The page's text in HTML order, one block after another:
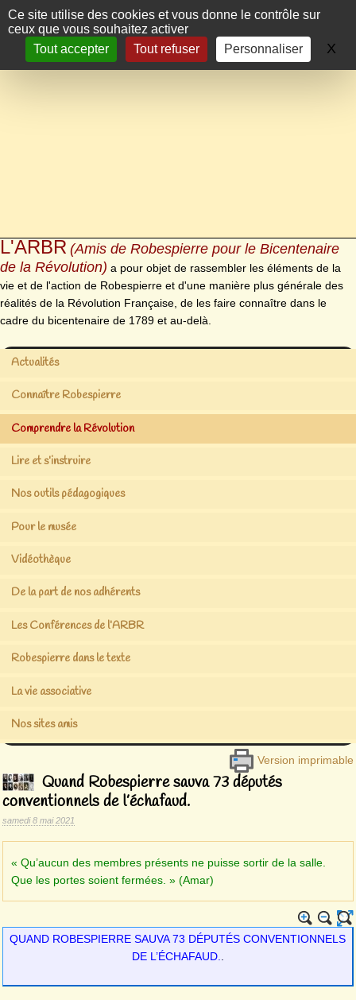
Panneau de gestion des cookies
Ce site utilise des cookies et vous donne le contrôle sur
ceux que vous souhaitez activer
Tout accepter
Tout refuser Personnaliser X
L'ARBR (Amis de Robespierre pour le Bicentenaire
de la Révolution) a pour objet de rassembler les éléments de la
vie et de l'action de Robespierre et d'une manière plus générale des
réalités de la Révolution Française, de les faire connaître dans le
cadre du bicentenaire de 1789 et au-delà.
Actualités
Connaître Robespierre
Comprendre la Révolution
Lire et s’instruire
Nos outils pédagogiques
Pour le musée
Vidéothèque
De la part de nos adhérents
Les Conférences de l’ARBR
Robespierre dans le texte
La vie associative
Nos sites amis
Version imprimable
Quand Robespierre sauva 73 députés
conventionnels de l’échafaud.
samedi 8 mai 2021
« Qu’aucun des membres présents ne puisse sortir de la salle.
Que les portes soient fermées. » (Amar)
QUAND ROBESPIERRE SAUVA 73 DÉPUTÉS CONVENTIONNELS
DE L’ÉCHAFAUD..